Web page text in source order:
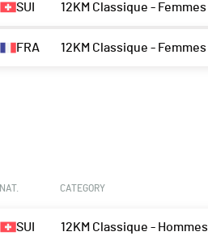
SUI 12KM Classique - Femmes
FRA 12KM Classique - Femmes
NAT. CATEGORY
SUI 12KM Classique - Hommes